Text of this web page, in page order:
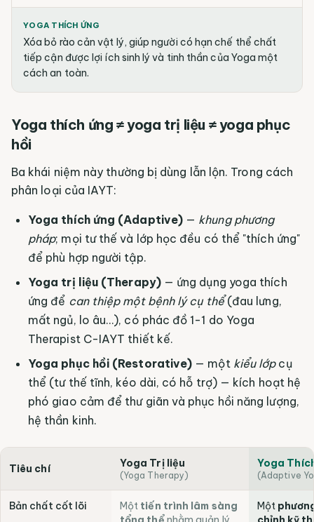
YOGA THÍCH ỨNG
Xóa bỏ rào cản vật lý, giúp người có hạn chế thể chất
tiếp cận được lợi ích sinh lý và tinh thần của Yoga một
cách an toàn.
Yoga thích ứng ≠ yoga trị liệu ≠ yoga phục
hồi
Ba khái niệm này thường bị dùng lẫn lộn. Trong cách
phân loại của IAYT:
Yoga thích ứng (Adaptive) — khung phương
pháp; mọi tư thế và lớp học đều có thể "thích ứng"
để phù hợp người tập.
Yoga trị liệu (Therapy)— ứng dụng yoga thích
ứng để can thiệp một bệnh lý cụ thể(đau lưng,
mất ngủ, lo âu…), có phác đồ 1-1 do Yoga
Therapist C-IAYT thiết kế.
Yoga phục hồi (Restorative) — một kiểu lớpcụ
thể (tư thế tĩnh, kéo dài, có hỗ trợ) — kích hoạt hệ
phó giao cảm để thư giãn và phục hồi năng lượng,
hệ thần kinh.
Tiêu chí Yoga Trị liệu
(Yoga Therapy)
Yoga
(Adaptive
Bản chất cốt lõi Một tiến trình lâm sàng
Một